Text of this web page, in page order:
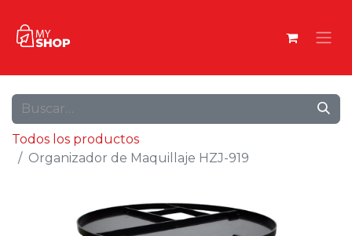
Todos los productos
Organizador de Maquillaje HZJ-919